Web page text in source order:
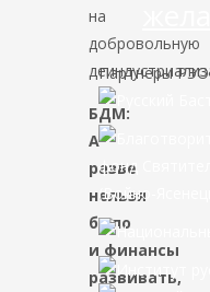
на
добровольную
БДМ:
А
разве
нельзя
было
и финансы
развивать,
Партнёры